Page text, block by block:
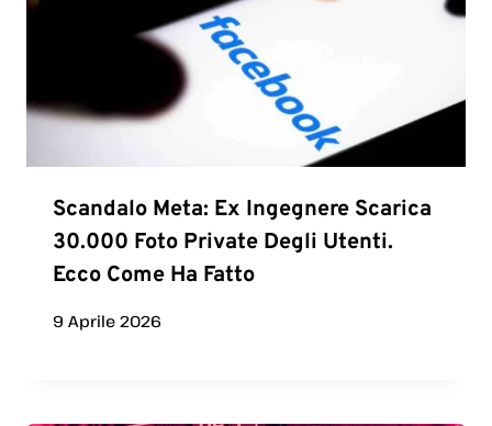
Scandalo Meta: Ex Ingegnere Scarica
30.000 Foto Private Degli Utenti.
Ecco Come Ha Fatto
9 Aprile 2026